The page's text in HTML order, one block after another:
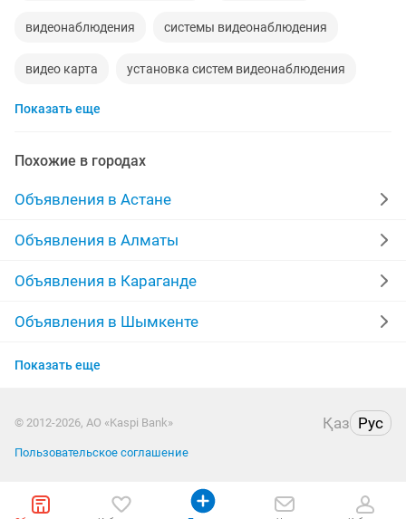
видеонаблюдения системы видеонаблюдения
видео карта установка систем видеонаблюдения
фото видео
видео наблюдение видеоролики
камера видеонаблюдения
игровые видеокарты видео ролики
видеокарта 1 гб
Показать еще
Похожие в городах
Объявления в Астане
Объявления в Алматы
Объявления в Караганде
Объявления в Шымкенте
Объявления в Усть-Каменогорске
Объявления в Костанае
Показать еще
© 2012-2026, АО «Kaspi Bank» Қаз Рус
Пользовательское соглашение